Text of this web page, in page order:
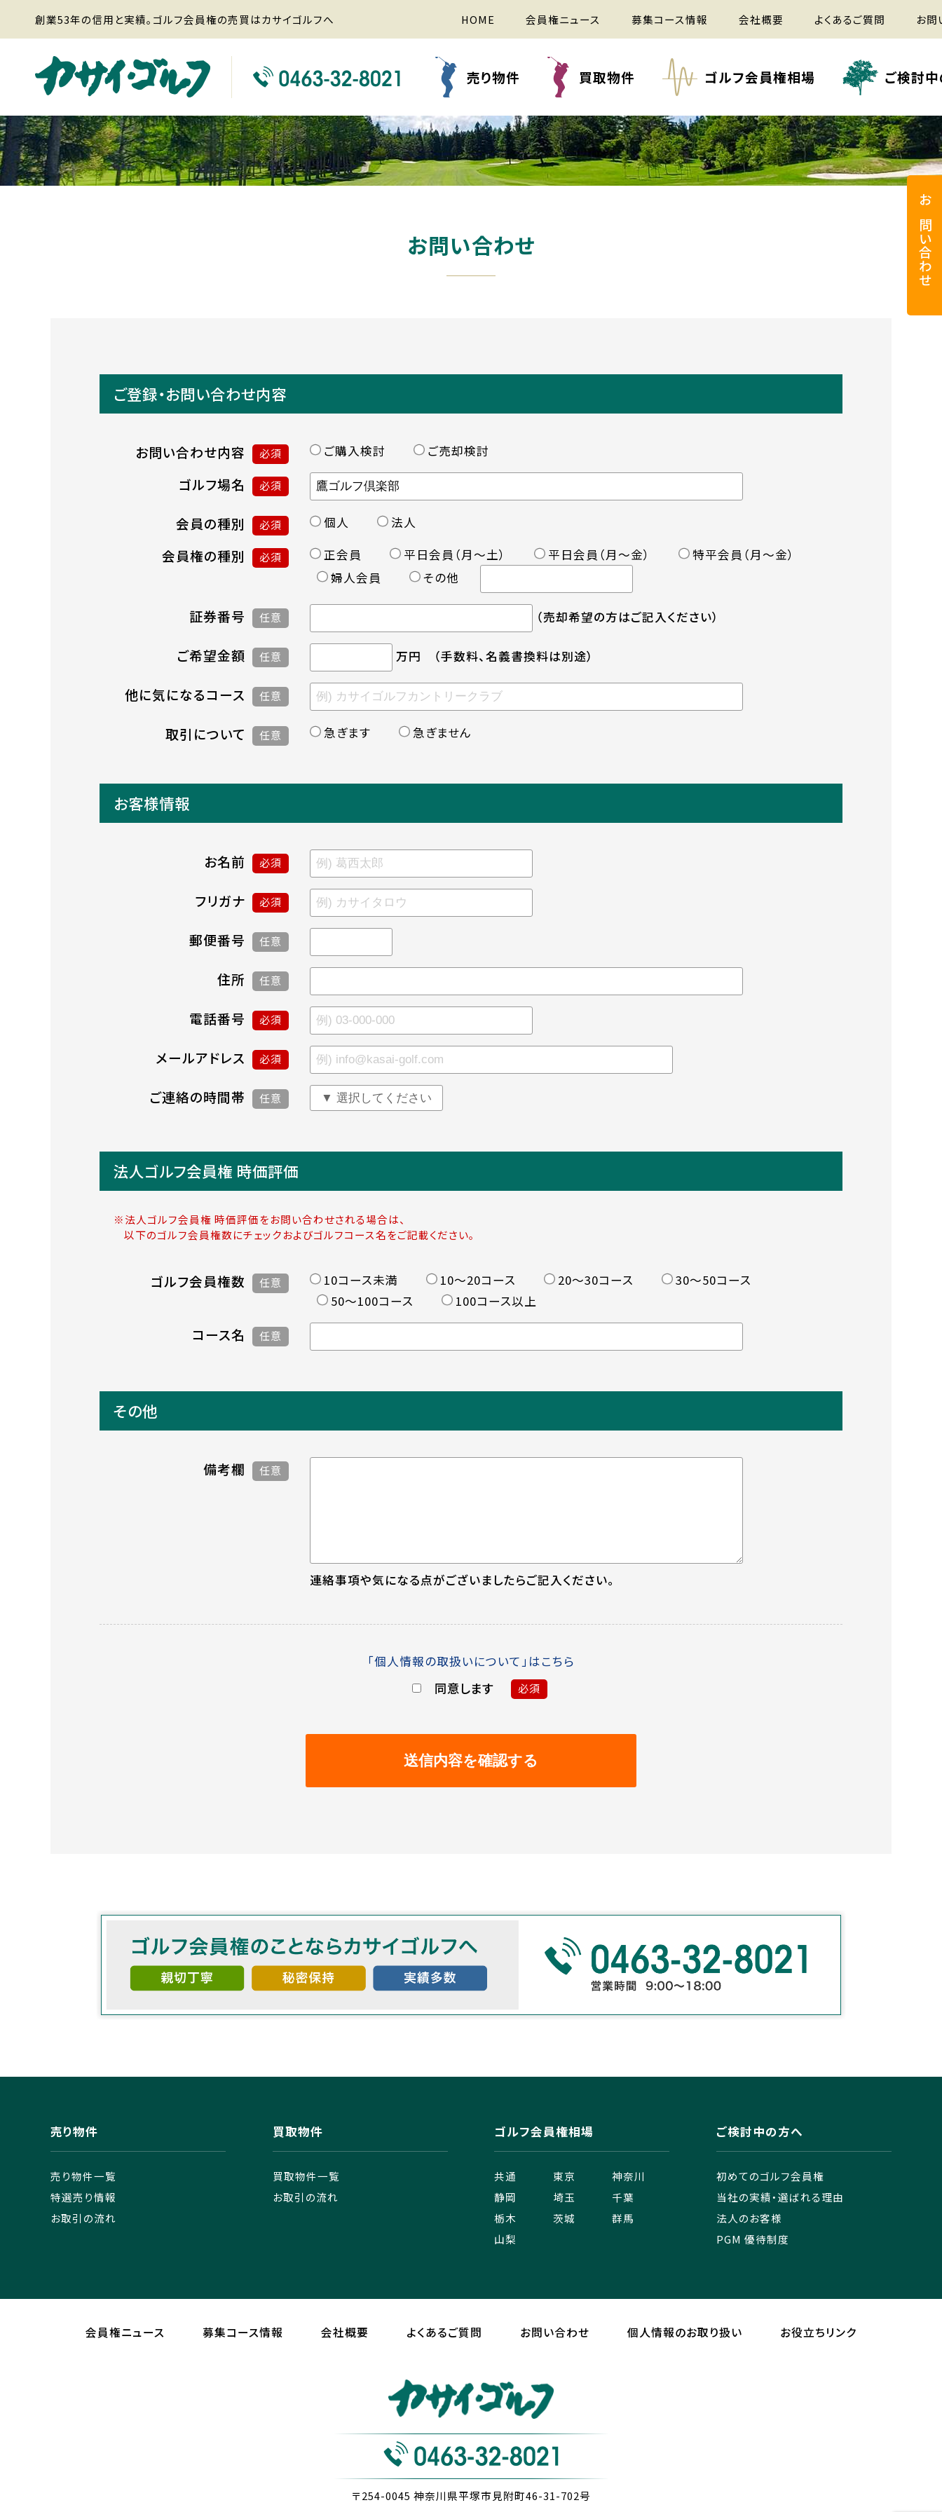
創業53年の信用と実績。ゴルフ会員権の売買はカサイゴルフへ HOME 会員権ニュース 募集コース情報 会社概要 よくあるご質問 お問
売り物件 買取物件 ゴルフ会員権相場 ご検討
お問い合わせ
ご登録・お問い合わせ内容
お問い合わせ内容 必須 ご購入検討 ご売却検討
ゴルフ場名 必須
会員の種別 必須 個人 法人
会員権の種別 必須 正会員 平日会員（月〜土） 平日会員（月〜金）
特平会員（月〜金）
婦人会員
その他
証券番号 任意 （売却希望の方はご記入ください）
ご希望金額 任意 万円 （手数料、名義書換料は別途）
他に気になるコース 任意
取引について 任意 急ぎます 急ぎません
お客様情報
お名前 必須
フリガナ 必須
郵便番号 任意
住所 任意
電話番号 必須
メールアドレス 必須
ご連絡の時間帯 任意
法人ゴルフ会員権 時価評価
※法人ゴルフ会員権 時価評価をお問い合わせされる場合は、
以下のゴルフ会員権数にチェックおよびゴルフコース名をご記載ください。
ゴルフ会員権数 任意 10コース未満 10〜20コース 20〜30コース
30〜50コース
50〜100コース
100コース以上
コース名 任意
その他
備考欄 任意
連絡事項や気になる点がございましたらご記入ください。
「個人情報の取扱いについて」はこちら
同意します 必須
お問い合わせ
売り物件
売り物件一覧
特選売り情報
お取引の流れ
買取物件
買取物件一覧
お取引の流れ
ゴルフ会員権相場
共通 東京
神奈川
静岡
埼玉
千葉
栃木
茨城
群馬
山梨
ご検討中の方へ
初めてのゴルフ会員権
当社の実績・選ばれる理由
法人のお客様
PGM 優待制度
会員権ニュース 募集コース情報 会社概要 よくあるご質問 お問い合わせ 個人情報のお取り扱い お役立ちリンク
〒254-0045 神奈川県平塚市見附町46-31-702号